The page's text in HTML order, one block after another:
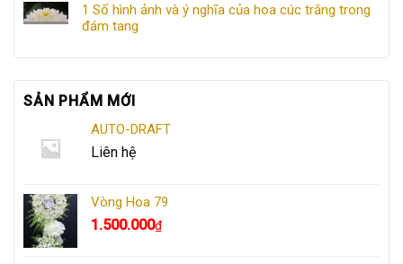
1 Số hình ảnh và ý nghĩa của hoa cúc trắng trong
đám tang
SẢN PHẨM MỚI
AUTO-DRAFT
Liên hệ
Vòng Hoa 79
1.500.000₫